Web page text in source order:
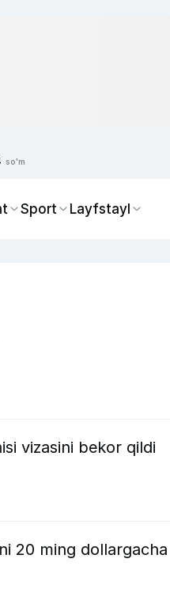
so'm
Sport Layfstayl
vizasini bekor qildi
20 ming dollargacha